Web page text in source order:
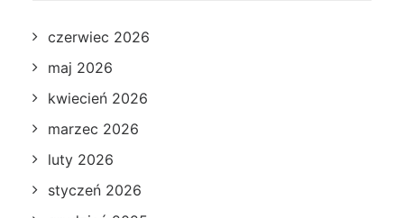
czerwiec 2026
maj 2026
kwiecień 2026
marzec 2026
luty 2026
styczeń 2026